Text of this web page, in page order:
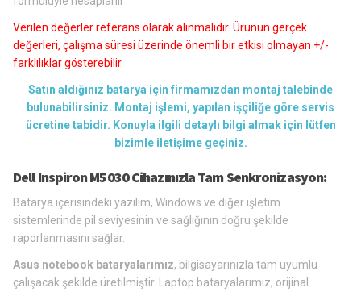
Verilen değerler referans olarak alınmalıdır. Ürünün gerçek
değerleri, çalışma süresi üzerinde önemli bir etkisi olmayan +/-
farklılıklar gösterebilir.
Satın aldığınız batarya için firmamızdan montaj talebinde
bulunabilirsiniz. Montaj işlemi, yapılan işçiliğe göre servis
ücretine tabidir. Konuyla ilgili detaylı bilgi almak için lütfen
bizimle iletişime geçiniz.
Dell Inspiron M5030 Cihazınızla Tam Senkronizasyon:
Batarya içerisindeki yazılım, Windows ve diğer işletim
sistemlerinde pil seviyesinin ve sağlığının doğru şekilde
raporlanmasını sağlar.
Asus notebook bataryalarımız, bilgisayarınızla tam uyumlu
çalışacak şekilde üretilmiştir. Laptop bataryalarımız, orijinal